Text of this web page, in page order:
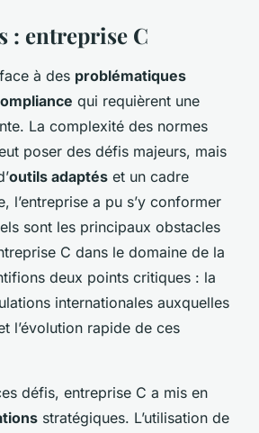
: entreprise C
à des problématiques
qui requièrent une
La complexité des normes
poser des défis majeurs, mais
outils adaptés et un cadre
l’entreprise a pu s’y conformer
sont les principaux obstacles
C dans le domaine de la
deux points critiques : la
internationales auxquelles
l’évolution rapide de ces
défis, entreprise C a mis en
stratégiques. L’utilisation de